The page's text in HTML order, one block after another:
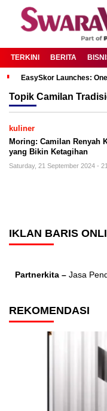
TERKINI BERITA
EasySkor Launches:
Topik Camilan
kuliner
Moring: Camilan Renyah
yang Bikin Ketagihan
Saturday, 21 September 2024 -
IKLAN BARIS
Partnerkita – Jasa
REKOMENDASI